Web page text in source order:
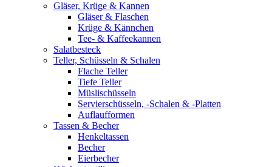
Gläser, Krüge & Kannen
Gläser & Flaschen
Krüge & Kännchen
Tee- & Kaffeekannen
Salatbesteck
Teller, Schüsseln & Schalen
Flache Teller
Tiefe Teller
Müslischüsseln
Servierschüsseln, -Schalen & -Platten
Auflaufformen
Tassen & Becher
Henkeltassen
Becher
Eierbecher